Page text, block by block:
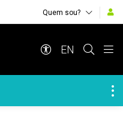
Quem sou?
EN